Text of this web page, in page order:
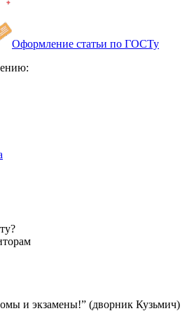
Оформление статьи по ГОСТу
и экзамены!” (дворник Кузьмич)